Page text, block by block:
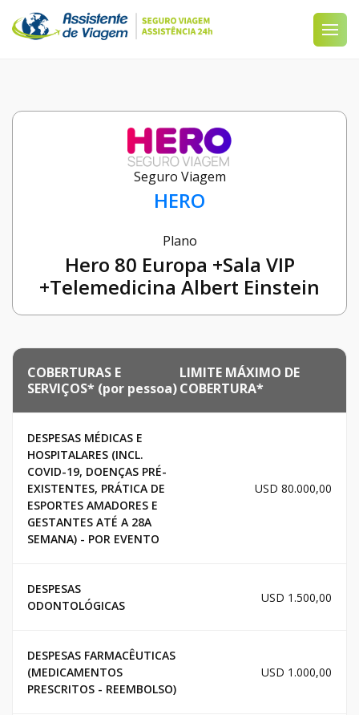
Seguro Viagem
HERO
Plano
Hero 80 Europa +Sala VIP
+Telemedicina Albert Einstein
COBERTURAS E
SERVIÇOS* (por pessoa)
LIMITE MÁXIMO DE
COBERTURA*
DESPESAS MÉDICAS E
HOSPITALARES (INCL.
COVID-19, DOENÇAS PRÉ-
EXISTENTES, PRÁTICA DE
ESPORTES AMADORES E
GESTANTES ATÉ A 28A
SEMANA) - POR EVENTO
USD 80.000,00
DESPESAS
ODONTOLÓGICAS
USD 1.500,00
DESPESAS FARMACÊUTICAS
(MEDICAMENTOS
PRESCRITOS - REEMBOLSO)
USD 1.000,00